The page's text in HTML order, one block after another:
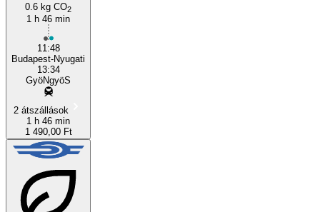
0.6 kg CO2
1 h 46 min
11:48
Budapest-Nyugati
13:34
GyöNgyöS
2 átszállások
1 h 46 min
1 490,00 Ft